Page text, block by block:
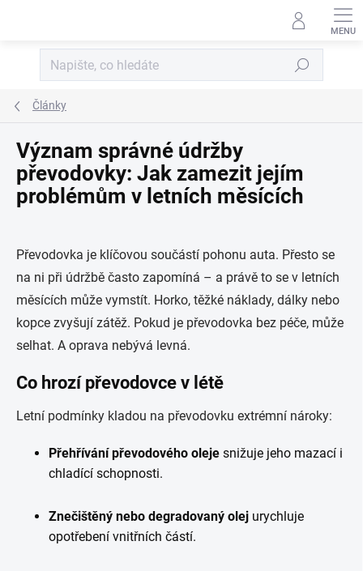
Hledat
Články
Význam správné údržby
převodovky: Jak zamezit jejím
problémům v letních měsících
Převodovka je klíčovou součástí pohonu auta. Přesto se
na ni při údržbě často zapomíná – a právě to se v letních
měsících může vymstít. Horko, těžké náklady, dálky nebo
kopce zvyšují zátěž. Pokud je převodovka bez péče, může
selhat. A oprava nebývá levná.
Co hrozí převodovce v létě
Letní podmínky kladou na převodovku extrémní nároky:
Přehřívání převodového oleje snižuje jeho mazací i
chladící schopnosti.
Znečištěný nebo degradovaný olej urychluje
opotřebení vnitřních částí.